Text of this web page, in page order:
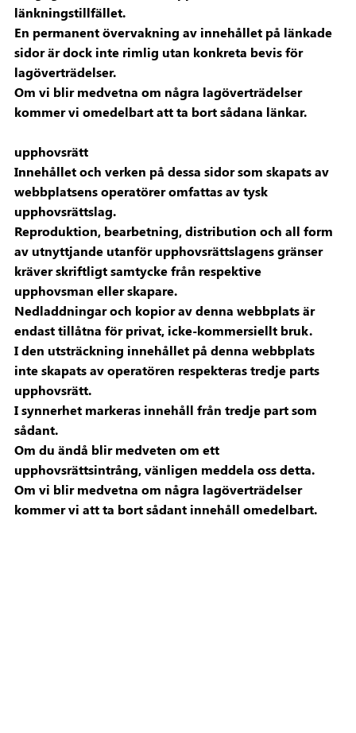
länkningstillfället.
En permanent övervakning av innehållet på länkade
sidor är dock inte rimlig utan konkreta bevis för
lagöverträdelser.
Om vi blir medvetna om några lagöverträdelser
kommer vi omedelbart att ta bort sådana länkar.
upphovsrätt
Innehållet och verken på dessa sidor som skapats av
webbplatsens operatörer omfattas av tysk
upphovsrättslag.
Reproduktion, bearbetning, distribution och all form
av utnyttjande utanför upphovsrättslagens gränser
kräver skriftligt samtycke från respektive
upphovsman eller skapare.
Nedladdningar och kopior av denna webbplats är
endast tillåtna för privat, icke-kommersiellt bruk.
I den utsträckning innehållet på denna webbplats
inte skapats av operatören respekteras tredje parts
upphovsrätt.
I synnerhet markeras innehåll från tredje part som
sådant.
Om du ändå blir medveten om ett
upphovsrättsintrång, vänligen meddela oss detta.
Om vi blir medvetna om några lagöverträdelser
kommer vi att ta bort sådant innehåll omedelbart.